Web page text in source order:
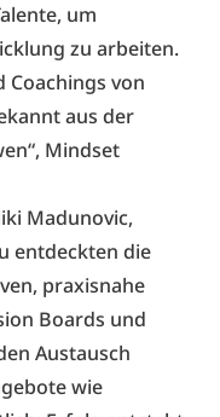
um
zu arbeiten.
von
aus der
Mindset
Madunovic,
entdeckten die
praxisnahe
Boards und
Austausch
wie